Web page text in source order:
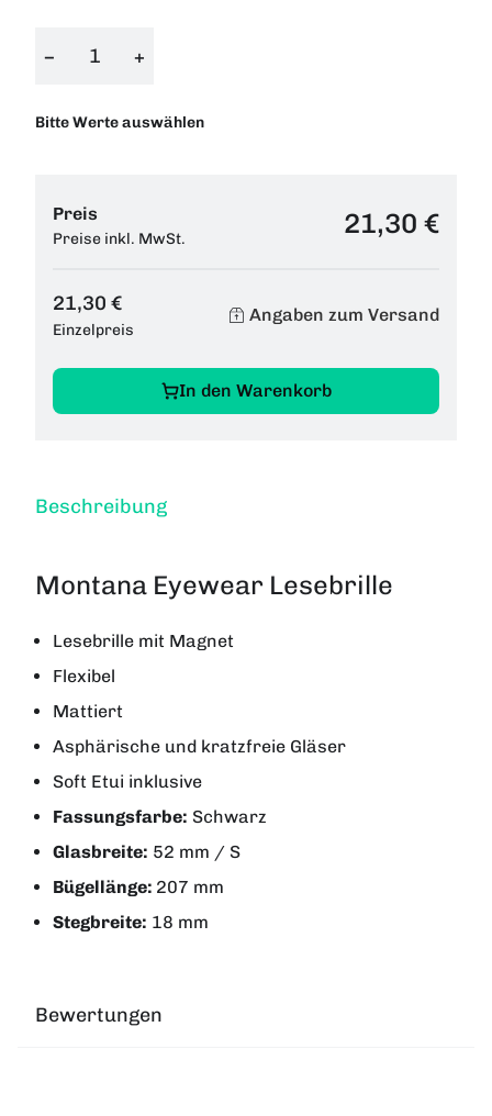
− +
Bitte Werte auswählen
Preis
Preise inkl. MwSt. 21,30 €
21,30 €
Einzelpreis
Angaben zum Versand
In den Warenkorb
Beschreibung
Montana Eyewear Lesebrille
Lesebrille mit Magnet
Flexibel
Mattiert
Asphärische und kratzfreie Gläser
Soft Etui inklusive
Fassungsfarbe: Schwarz
Glasbreite: 52 mm / S
Bügellänge: 207 mm
Stegbreite: 18 mm
Bewertungen